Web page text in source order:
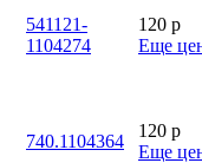
541121-
1104274
120 p
Еще
740.1104364
120 p
Еще